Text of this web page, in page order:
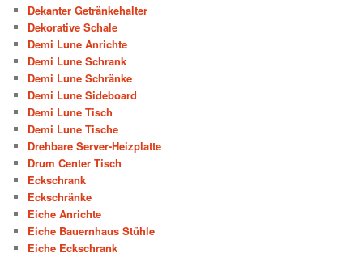
Dekanter Getränkehalter
Dekorative Schale
Demi Lune Anrichte
Demi Lune Schrank
Demi Lune Schränke
Demi Lune Sideboard
Demi Lune Tisch
Demi Lune Tische
Drehbare Server-Heizplatte
Drum Center Tisch
Eckschrank
Eckschränke
Eiche Anrichte
Eiche Bauernhaus Stühle
Eiche Eckschrank